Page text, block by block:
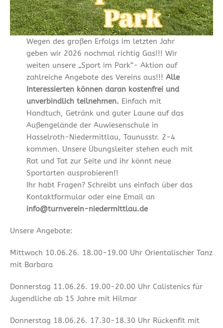
Wegen des großen Erfolgs im letzten Jahr
geben wir 2026 nochmal richtig Gas!!! Wir
weiten unsere „Sport im Park“- Aktion auf
zahlreiche Angebote des Vereins aus!!! Alle
Interessierten können daran kostenfrei und
unverbindlich teilnehmen. Einfach mit
Handtuch, Getränk und guter Laune auf das
Außengelände der Auwiesenschule in
Hasselroth-Niedermittlau, Taunusstr. 2-4
kommen. Unsere Übungsleiter stehen euch mit
Rat und Tat zur Seite und ihr könnt neue
Sportarten ausprobieren!!
Ihr habt Fragen? Schreibt uns einfach über das
Kontaktformular oder eine Email an
info@turnverein-niedermittlau.de
Unsere Angebote:
Mittwoch 10.06.26. 18.00-19.00 Uhr Orientalischer Tanz
mit Barbara
Donnerstag 11.06.26. 19.00-20.00 Uhr Calistenics für
Jugendliche ab 15 Jahre mit Hilmar
Donnerstag 18.06.26. 17.30-18.30 Uhr Rückenfit mit